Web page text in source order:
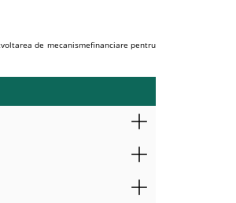
de mecanismefinanciare pentru